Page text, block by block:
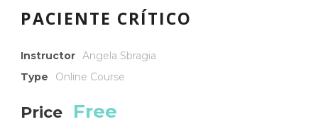
PACIENTE CRÍTICO
Instructor Angela Sbragia
Type
Online Course
Price Free